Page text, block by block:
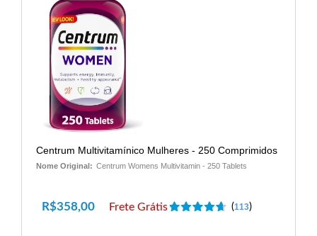
Centrum Multivitamínico Mulheres - 250 Comprimidos
Nome Original: Centrum Womens Multivitamin - 250 Tablets
R$358,00 Frete Grátis (113)